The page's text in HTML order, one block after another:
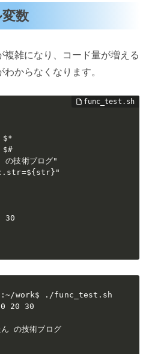
数
複雑になり、コード量が増える
からなくなります。
$*
$#
技術ブログ"
30
work$ ./func_test.sh
20 30
の技術ブログ